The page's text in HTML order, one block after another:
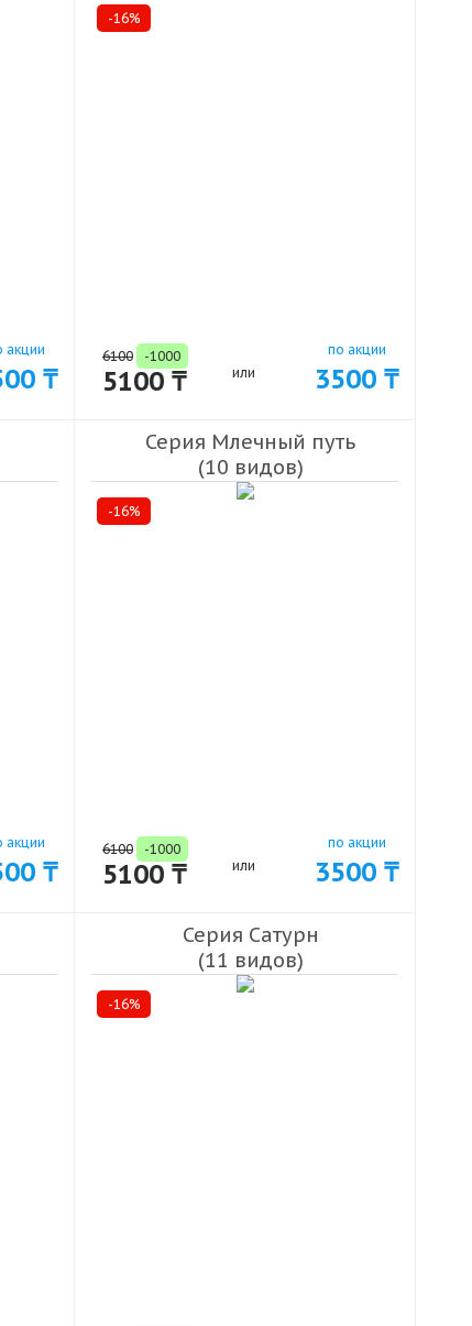
акции
₸
-16%
6100 -1000
5100 ₸ или
по акции
3500 ₸
акции
₸
Серия Млечный путь
(10 видов)
-16%
6100 -1000
5100 ₸ или
по акции
3500 ₸
Серия Сатурн
(11 видов)
-16%